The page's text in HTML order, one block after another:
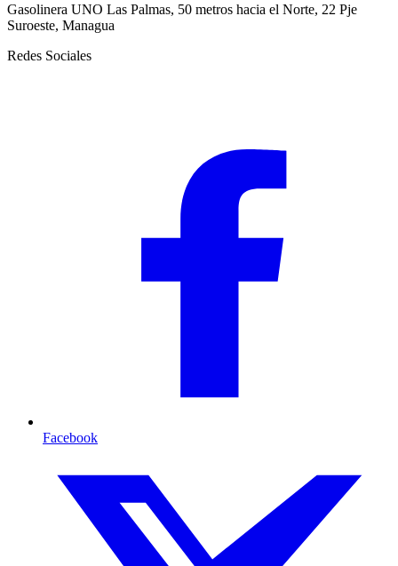
Gasolinera UNO Las Palmas, 50 metros hacia el Norte, 22 Pje
Suroeste, Managua
Redes Sociales
Facebook